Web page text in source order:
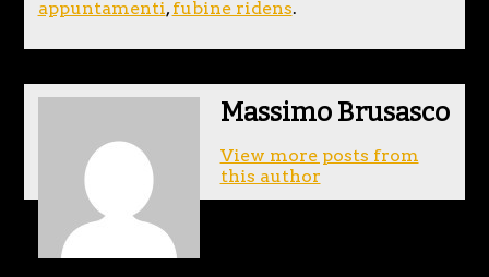
appuntamenti,fubine ridens.
Massimo Brusasco
View more posts from
this author